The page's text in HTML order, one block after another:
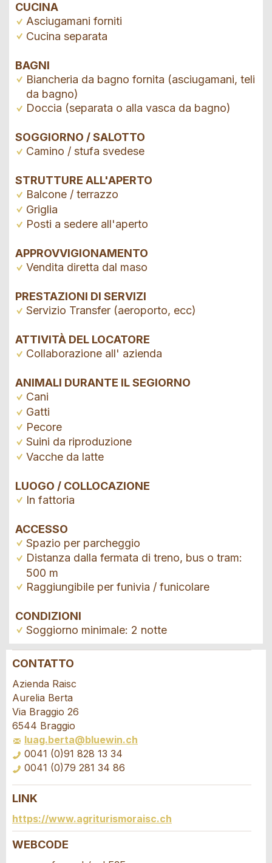
CUCINA
Asciugamani forniti
Cucina separata
BAGNI
Biancheria da bagno fornita (asciugamani, teli
da bagno)
Doccia (separata o alla vasca da bagno)
SOGGIORNO / SALOTTO
Camino / stufa svedese
STRUTTURE ALL'APERTO
Balcone / terrazzo
Griglia
Posti a sedere all'aperto
APPROVVIGIONAMENTO
Vendita diretta dal maso
PRESTAZIONI DI SERVIZI
Servizio Transfer (aeroporto, ecc)
ATTIVITÀ DEL LOCATORE
Collaborazione all' azienda
ANIMALI DURANTE IL SEGIORNO
Cani
Gatti
Pecore
Suini da riproduzione
Vacche da latte
LUOGO / COLLOCAZIONE
In fattoria
ACCESSO
Spazio per parcheggio
Distanza dalla fermata di treno, bus o tram:
500 m
Raggiungibile per funivia / funicolare
CONDIZIONI
Soggiorno minimale: 2 notte
Contestare l'annuncio
Il tuo feedback è molto apprezzato!
Feedback generale
Questo annuncio non è più valido
Annuncio incompleto
Consigliamo l'annuncio
Raccomando questo annuncio agli amici.
CONTATTO
Azienda Raisc
Aurelia Berta
Via Braggio 26
6544 Braggio
luag.berta@bluewin.ch
0041 (0)91 828 13 34
0041 (0)79 281 34 86
Richiesta di prenotazione
Scrivere un messaggio per tutte le persone
da contattare per questo annuncio.
LINK
https://www.agriturismoraisc.ch
WEBCODE